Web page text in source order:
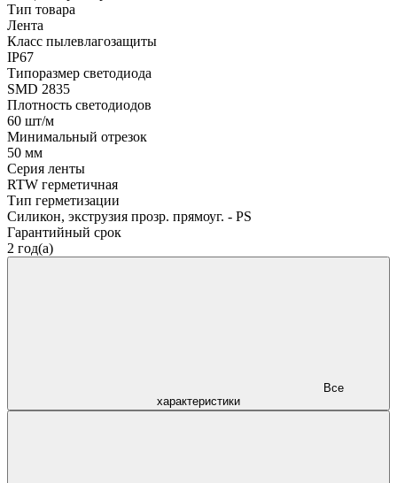
Тип товара
Лента
Класс пылевлагозащиты
IP67
Типоразмер светодиода
SMD 2835
Плотность светодиодов
60 шт/м
Минимальный отрезок
50 мм
Серия ленты
RTW герметичная
Тип герметизации
Силикон, экструзия прозр. прямоуг. - PS
Гарантийный срок
2 год(а)
характеристики